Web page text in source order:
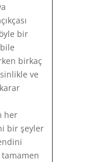
bir
birkaç
ve
her
bir şeyler